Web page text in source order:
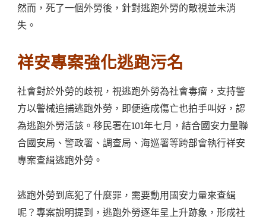
然而，死了一個外勞後，針對逃跑外勞的敵視並未消
失。
祥安專案強化逃跑污名
社會對於外勞的歧視，視逃跑外勞為社會毒瘤，支持警
方以警械追捕逃跑外勞，即便造成傷亡也拍手叫好，認
為逃跑外勞活該。移民署在101年七月，結合國安力量聯
合國安局、警政署、調查局、海巡署等跨部會執行祥安
專案查緝逃跑外勞。
逃跑外勞到底犯了什麼罪，需要動用國安力量來查緝
呢？專案說明提到，逃跑外勞逐年呈上升跡象，形成社